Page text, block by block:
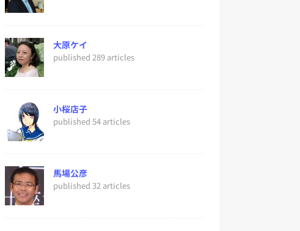
大原ケイ
published 289 articles
小桜店子
published 54 articles
馬場公彦
published 32 articles